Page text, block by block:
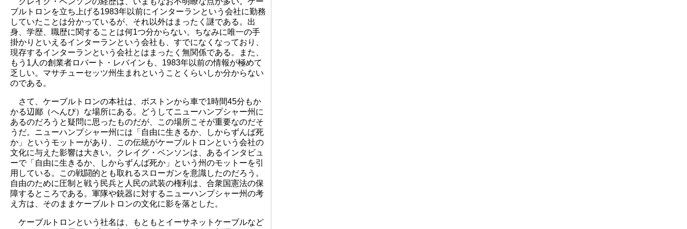
ブルトロンを立ち上げる1983年以前にインターランという会社に勤務
していたことは分かっているが、それ以外はまったく謎である。出
身、学歴、職歴に関することは何1つ分からない。ちなみに唯一の手
掛かりといえるインターランという会社も、すでになくなっており、
現存するインターランという会社とはまったく無関係である。また、
もう1人の創業者ロバート・レバインも、1983年以前の情報が極めて
乏しい。マサチューセッツ州生まれということくらいしか分からない
のである。
さて、ケーブルトロンの本社は、ボストンから車で1時間45分もか
かる辺鄙（へんぴ）な場所にある。どうしてニューハンプシャー州に
あるのだろうと疑問に思ったものだが、この場所こそが重要なのだそ
うだ。ニューハンプシャー州には「自由に生きるか、しからずんば死
か」というモットーがあり、この伝統がケーブルトロンという会社の
文化に与えた影響は大きい。クレイグ・ベンソンは、あるインタビュ
ーで「自由に生きるか、しからずんば死か」という州のモットーを引
用している。この戦闘的とも取れるスローガンを意識したのだろう。
自由のために圧制と戦う民兵と人民の武装の権利は、合衆国憲法の保
障するところである。軍隊や銃器に対するニューハンプシャー州の考
え方は、そのままケーブルトロンの文化に影を落とした。
ケーブルトロンという社名は、もともとイーサネットケーブルなど